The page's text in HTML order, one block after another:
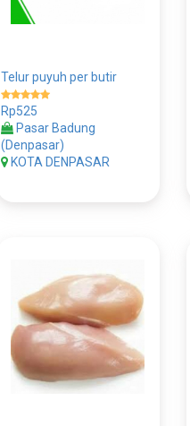
Telur puyuh per butir
Rp525
Pasar Badung
(Denpasar)
KOTA DENPASAR